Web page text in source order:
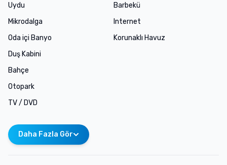
Uydu
Mikrodalga
Oda içi Banyo
Barbekü
Internet
Korunaklı Havuz
Duş Kabini
Bahçe
Otopark
TV / DVD
Daha Fazla Gör